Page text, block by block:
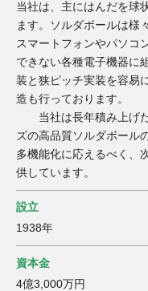
当社は、主にはんだを球
ます。ソルダボールは様
スマートフォンやパソコ
できない各種電子機器に
装と狭ピッチ実装を容易
造も行っております。
当社は長年積み上げた
ズの高品質ソルダボール
多機能化に応えるべく、
供しています。
設立
1938年
資本金
4億3,000万円